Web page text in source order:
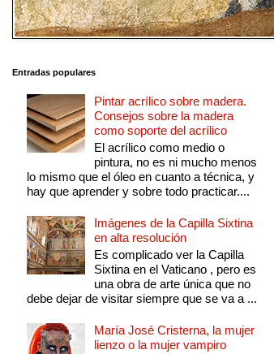
Entradas populares
Pintar acrílico sobre madera.
Consejos sobre la madera
como soporte del acrílico
El acrílico como medio o
pintura, no es ni mucho menos
lo mismo que el óleo en cuanto a técnica, y
hay que aprender y sobre todo practicar....
Imágenes de la Capilla Sixtina
en alta resolución
Es complicado ver la Capilla
Sixtina en el Vaticano , pero es
una obra de arte única que no
debe dejar de visitar siempre que se va a ...
María José Cristerna, la mujer
lienzo o la mujer vampiro